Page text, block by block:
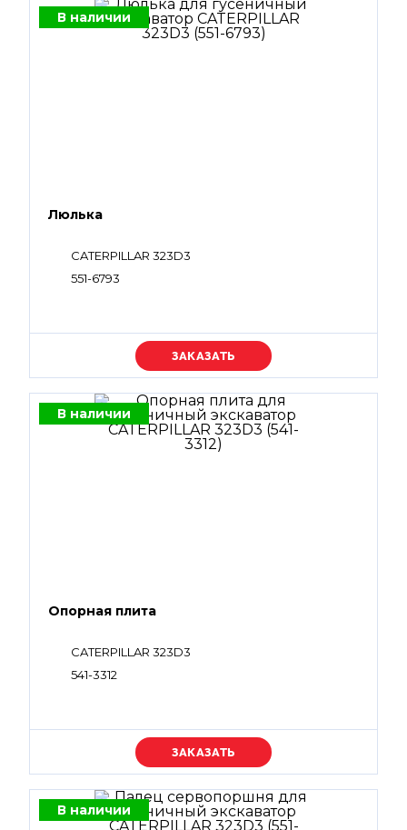
В наличии
Люлька
CATERPILLAR 323D3
551-6793
Уточняйте цену
В наличии
Опорная плита
CATERPILLAR 323D3
541-3312
Уточняйте цену
В наличии